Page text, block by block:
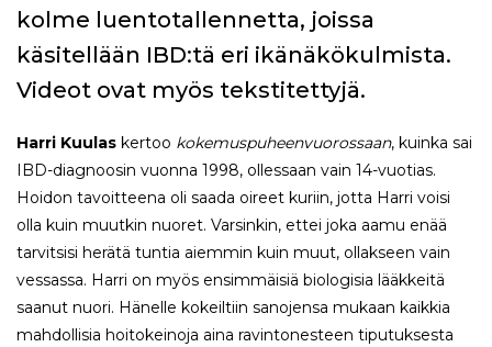
kolme luentotallennetta, joissa
käsitellään IBD:tä eri ikänäkökulmista.
Videot ovat myös tekstitettyjä.
Harri Kuulas kertoo kokemuspuheenvuorossaan, kuinka sai
IBD-diagnoosin vuonna 1998, ollessaan vain 14-vuotias.
Hoidon tavoitteena oli saada oireet kuriin, jotta Harri voisi
olla kuin muutkin nuoret. Varsinkin, ettei joka aamu enää
tarvitsisi herätä tuntia aiemmin kuin muut, ollakseen vain
vessassa. Harri on myös ensimmäisiä biologisia lääkkeitä
saanut nuori. Hänelle kokeiltiin sanojensa mukaan kaikkia
mahdollisia hoitokeinoja aina ravintonesteen tiputuksesta